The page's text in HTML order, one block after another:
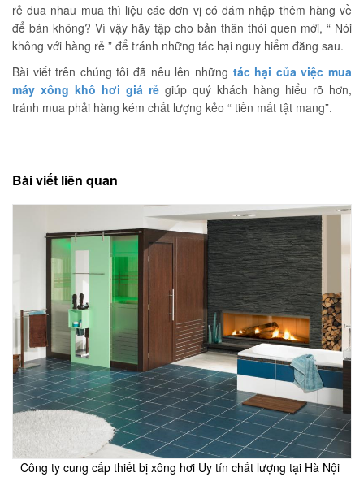
rẻ đua nhau mua thì liệu các đơn vị có dám nhập thêm hàng về
để bán không? Vì vậy hãy tập cho bản thân thói quen mới, “ Nói
không với hàng rẻ ” để tránh những tác hại nguy hiểm đằng sau.
Bài viết trên chúng tôi đã nêu lên những tác hại của việc mua
máy xông khô hơi giá rẻ giúp quý khách hàng hiểu rõ hơn,
tránh mua phải hàng kém chất lượng kẻo “ tiền mất tật mang”.
Bài viết liên quan
Công ty cung cấp thiết bị xông hơi Uy tín chất lượng tại Hà Nội